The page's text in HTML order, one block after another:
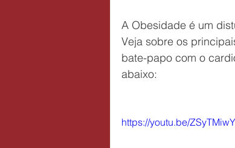
A Obesidade é um
Veja sobre os
bate-papo com o
abaixo:
https://youtu.be/